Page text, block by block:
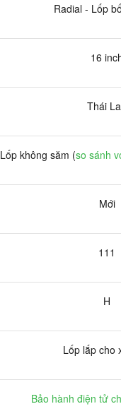
Radial - Lốp
16
Thái
Lốp không săm (so sánh
Mới
111
H
Lốp lắp cho
Bảo hành điện tử